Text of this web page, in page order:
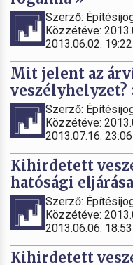
Szerző:
Közzétéve:
2013.06.02. 19:22
Mit jelent az
veszélyhelyzet?
Szerző:
Közzétéve:
2013.07.16. 23:06
Kihirdetett
hatósági
Szerző:
Közzétéve:
2013.06.06. 18:53
Kihirdetett